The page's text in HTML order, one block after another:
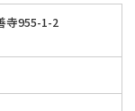
年07月31日
で探す
寺955-1-2